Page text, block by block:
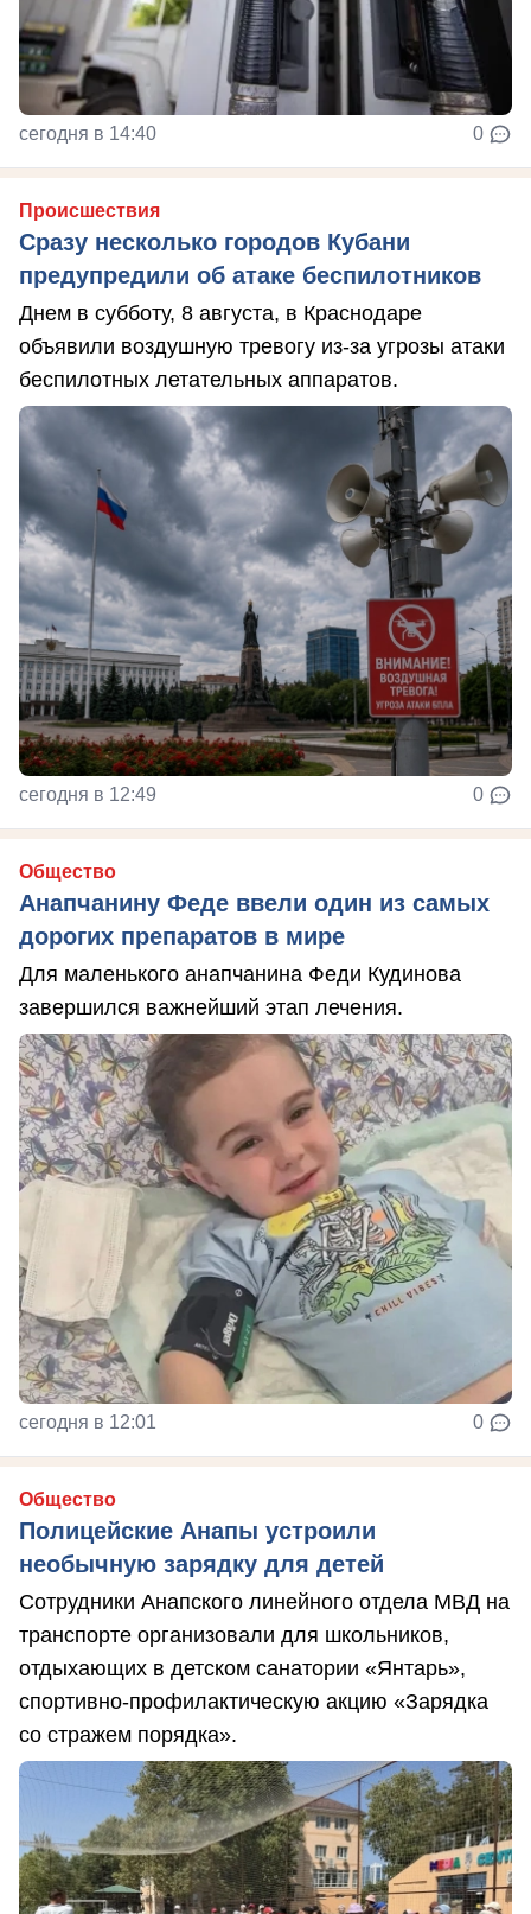
сегодня в 14:40 0
Происшествия
Сразу несколько городов Кубани
предупредили об атаке беспилотников
Днем в субботу, 8 августа, в Краснодаре
объявили воздушную тревогу из-за угрозы атаки
беспилотных летательных аппаратов.
сегодня в 12:49 0
Общество
Анапчанину Феде ввели один из самых
дорогих препаратов в мире
Для маленького анапчанина Феди Кудинова
завершился важнейший этап лечения.
сегодня в 12:01 0
Общество
Полицейские Анапы устроили
необычную зарядку для детей
Сотрудники Анапского линейного отдела МВД на
транспорте организовали для школьников,
отдыхающих в детском санатории «Янтарь»,
спортивно-профилактическую акцию «Зарядка
со стражем порядка».